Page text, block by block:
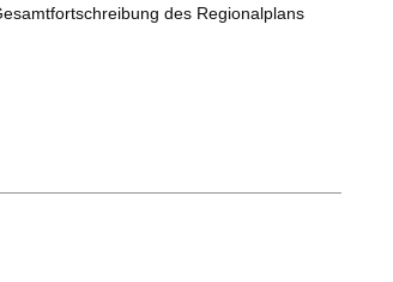
des Regionalplans